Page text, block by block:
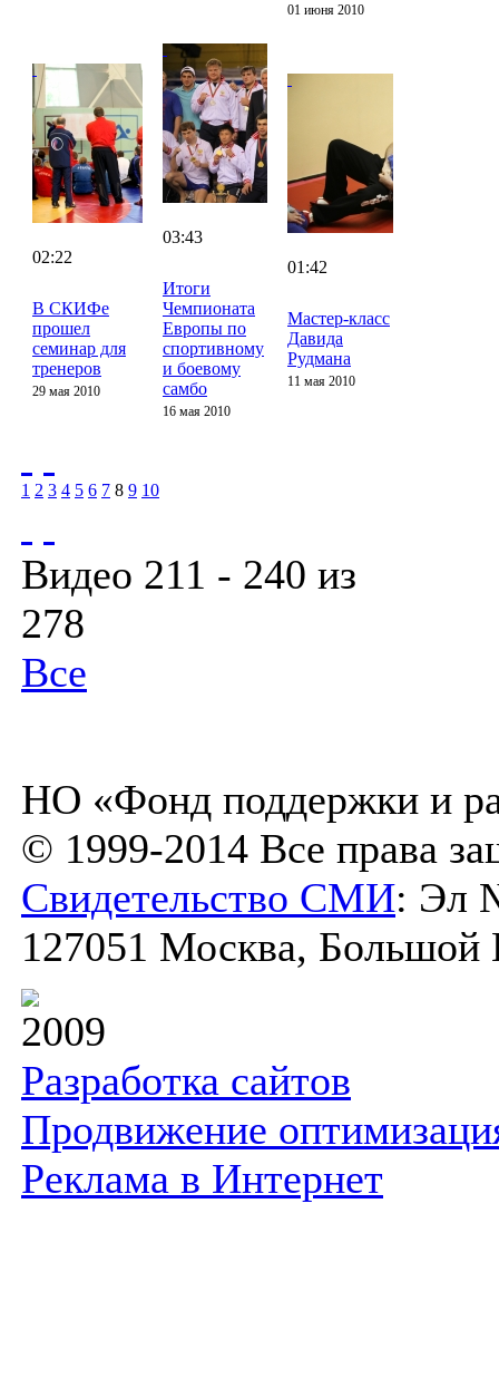
01 июня 2010
02:22
В СКИФе
прошел
семинар для
тренеров
29 мая 2010
03:43
Итоги
Чемпионата
Европы по
спортивному
и боевому
самбо
16 мая 2010
01:42
Мастер-класс
Давида
Рудмана
11 мая 2010
1 2 3 4 5 6 7 8 9 10
Видео 211 - 240 из
278
Все
НО «Фонд поддержки и
© 1999-2014 Все права
Свидетельство СМИ: Эл
127051 Москва, Большой
2009
Разработка сайтов
Продвижение
Реклама в Интернет